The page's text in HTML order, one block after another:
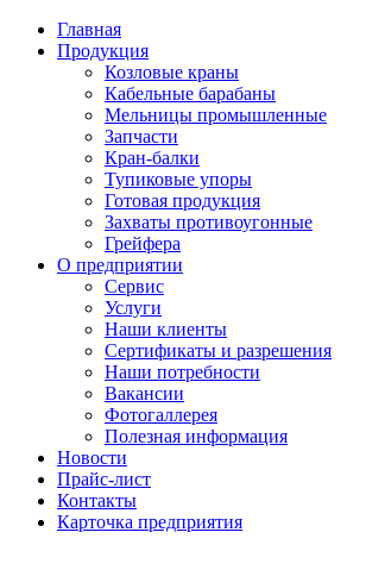
Главная
Продукция
Козловые краны
Кабельные барабаны
Мельницы промышленные
Запчасти
Кран-балки
Тупиковые упоры
Готовая продукция
Захваты противоугонные
Грейфера
О предприятии
Сервис
Услуги
Наши клиенты
Сертификаты и разрешения
Наши потребности
Вакансии
Фотогаллерея
Полезная информация
Новости
Прайс-лист
Контакты
Карточка предприятия